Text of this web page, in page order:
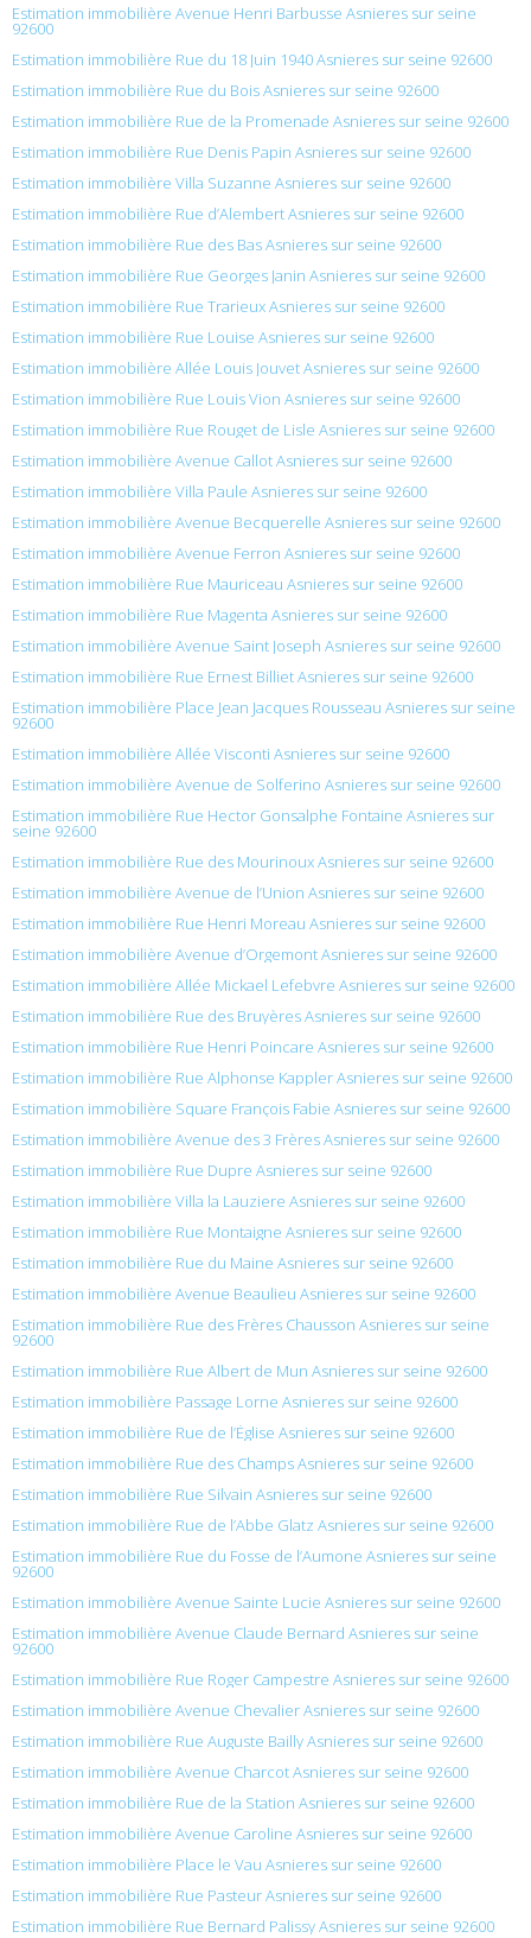
Estimation immobilière Avenue Henri Barbusse Asnieres sur seine
92600
Estimation immobilière Rue du 18 Juin 1940 Asnieres sur seine 92600
Estimation immobilière Rue du Bois Asnieres sur seine 92600
Estimation immobilière Rue de la Promenade Asnieres sur seine 92600
Estimation immobilière Rue Denis Papin Asnieres sur seine 92600
Estimation immobilière Villa Suzanne Asnieres sur seine 92600
Estimation immobilière Rue d’Alembert Asnieres sur seine 92600
Estimation immobilière Rue des Bas Asnieres sur seine 92600
Estimation immobilière Rue Georges Janin Asnieres sur seine 92600
Estimation immobilière Rue Trarieux Asnieres sur seine 92600
Estimation immobilière Rue Louise Asnieres sur seine 92600
Estimation immobilière Allée Louis Jouvet Asnieres sur seine 92600
Estimation immobilière Rue Louis Vion Asnieres sur seine 92600
Estimation immobilière Rue Rouget de Lisle Asnieres sur seine 92600
Estimation immobilière Avenue Callot Asnieres sur seine 92600
Estimation immobilière Villa Paule Asnieres sur seine 92600
Estimation immobilière Avenue Becquerelle Asnieres sur seine 92600
Estimation immobilière Avenue Ferron Asnieres sur seine 92600
Estimation immobilière Rue Mauriceau Asnieres sur seine 92600
Estimation immobilière Rue Magenta Asnieres sur seine 92600
Estimation immobilière Avenue Saint Joseph Asnieres sur seine 92600
Estimation immobilière Rue Ernest Billiet Asnieres sur seine 92600
Estimation immobilière Place Jean Jacques Rousseau Asnieres sur seine
92600
Estimation immobilière Allée Visconti Asnieres sur seine 92600
Estimation immobilière Avenue de Solferino Asnieres sur seine 92600
Estimation immobilière Rue Hector Gonsalphe Fontaine Asnieres sur
seine 92600
Estimation immobilière Rue des Mourinoux Asnieres sur seine 92600
Estimation immobilière Avenue de l’Union Asnieres sur seine 92600
Estimation immobilière Rue Henri Moreau Asnieres sur seine 92600
Estimation immobilière Avenue d’Orgemont Asnieres sur seine 92600
Estimation immobilière Allée Mickael Lefebvre Asnieres sur seine 92600
Estimation immobilière Rue des Bruyères Asnieres sur seine 92600
Estimation immobilière Rue Henri Poincare Asnieres sur seine 92600
Estimation immobilière Rue Alphonse Kappler Asnieres sur seine 92600
Estimation immobilière Square François Fabie Asnieres sur seine 92600
Estimation immobilière Avenue des 3 Frères Asnieres sur seine 92600
Estimation immobilière Rue Dupre Asnieres sur seine 92600
Estimation immobilière Villa la Lauziere Asnieres sur seine 92600
Estimation immobilière Rue Montaigne Asnieres sur seine 92600
Estimation immobilière Rue du Maine Asnieres sur seine 92600
Estimation immobilière Avenue Beaulieu Asnieres sur seine 92600
Estimation immobilière Rue des Frères Chausson Asnieres sur seine
92600
Estimation immobilière Rue Albert de Mun Asnieres sur seine 92600
Estimation immobilière Passage Lorne Asnieres sur seine 92600
Estimation immobilière Rue de l’Église Asnieres sur seine 92600
Estimation immobilière Rue des Champs Asnieres sur seine 92600
Estimation immobilière Rue Silvain Asnieres sur seine 92600
Estimation immobilière Rue de l’Abbe Glatz Asnieres sur seine 92600
Estimation immobilière Rue du Fosse de l’Aumone Asnieres sur seine
92600
Estimation immobilière Avenue Sainte Lucie Asnieres sur seine 92600
Estimation immobilière Avenue Claude Bernard Asnieres sur seine
92600
Estimation immobilière Rue Roger Campestre Asnieres sur seine 92600
Estimation immobilière Avenue Chevalier Asnieres sur seine 92600
Estimation immobilière Rue Auguste Bailly Asnieres sur seine 92600
Estimation immobilière Avenue Charcot Asnieres sur seine 92600
Estimation immobilière Rue de la Station Asnieres sur seine 92600
Estimation immobilière Avenue Caroline Asnieres sur seine 92600
Estimation immobilière Place le Vau Asnieres sur seine 92600
Estimation immobilière Rue Pasteur Asnieres sur seine 92600
Estimation immobilière Rue Bernard Palissy Asnieres sur seine 92600